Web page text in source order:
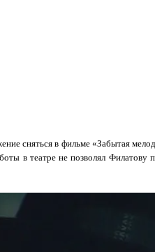
сняться в фильме «Забытая
в театре не позволял Филатову